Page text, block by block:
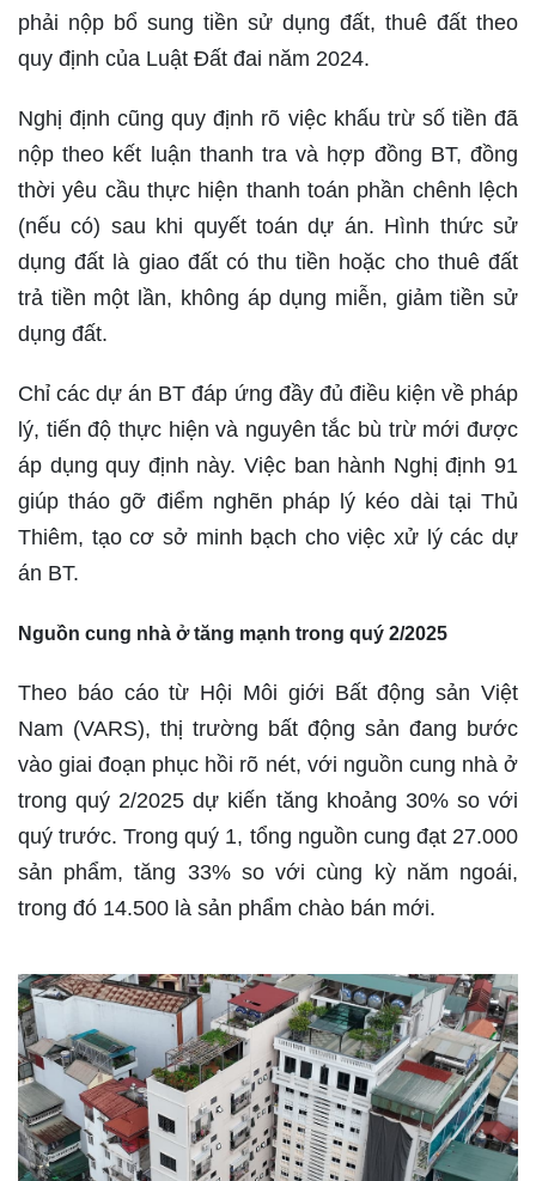
phải nộp bổ sung tiền sử dụng đất, thuê đất theo
quy định của Luật Đất đai năm 2024.
Nghị định cũng quy định rõ việc khấu trừ số tiền đã
nộp theo kết luận thanh tra và hợp đồng BT, đồng
thời yêu cầu thực hiện thanh toán phần chênh lệch
(nếu có) sau khi quyết toán dự án. Hình thức sử
dụng đất là giao đất có thu tiền hoặc cho thuê đất
trả tiền một lần, không áp dụng miễn, giảm tiền sử
dụng đất.
Chỉ các dự án BT đáp ứng đầy đủ điều kiện về pháp
lý, tiến độ thực hiện và nguyên tắc bù trừ mới được
áp dụng quy định này. Việc ban hành Nghị định 91
giúp tháo gỡ điểm nghẽn pháp lý kéo dài tại Thủ
Thiêm, tạo cơ sở minh bạch cho việc xử lý các dự
án BT.
Nguồn cung nhà ở tăng mạnh trong quý 2/2025
Theo báo cáo từ Hội Môi giới Bất động sản Việt
Nam (VARS), thị trường bất động sản đang bước
vào giai đoạn phục hồi rõ nét, với nguồn cung nhà ở
trong quý 2/2025 dự kiến tăng khoảng 30% so với
quý trước. Trong quý 1, tổng nguồn cung đạt 27.000
sản phẩm, tăng 33% so với cùng kỳ năm ngoái,
trong đó 14.500 là sản phẩm chào bán mới.